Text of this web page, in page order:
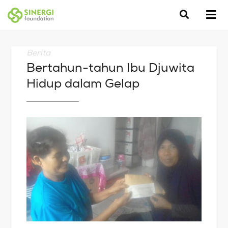
Berita
Bertahun-tahun Ibu Djuwita
Hidup dalam Gelap